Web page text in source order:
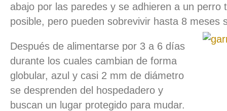
abajo por las paredes y se adhieren a un perro
posible, pero pueden sobrevivir hasta 8 meses
Después de alimentarse por 3 a 6 días
durante los cuales cambian de forma
globular, azul y casi 2 mm de diámetro
se desprenden del hospedadero y
buscan un lugar protegido para mudar.